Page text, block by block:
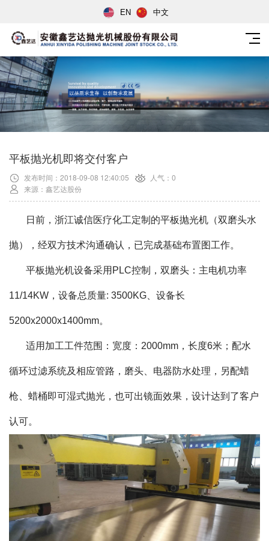
EN 中文
平板抛光机即将交付客户
发布时间：2018-09-08 12:40:05
人气：0
来源：鑫艺达股份
日前，浙江诚信医疗化工定制的平板抛光机 （双磨头水
抛），经双方技术沟通确认，已完成基础布置图工作。
平板抛光机设备采用PLC控制，双磨头：主电机功率
11/14KW，设备总质量: 3500KG、设备长
5200x2000x1400mm。
适用加工工件范围：宽度：2000mm，长度6米；配水
循环过滤系统及相应管路，磨头、电器防水处理，另配蜡
枪、蜡桶即可湿式抛光，也可出镜面效果，设计达到了客户
认可。